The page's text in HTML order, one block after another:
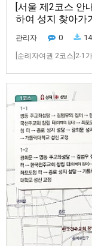
[서울 제2코스 안
하여 성지 찾아가
관리자 0 14
[순례자여권 2코스]2-
리순교성지→경기감
→광화문 124위 복자
…